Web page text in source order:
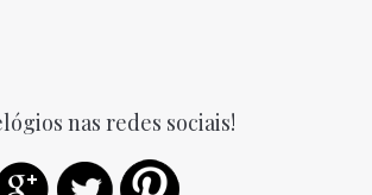
nas redes sociais!